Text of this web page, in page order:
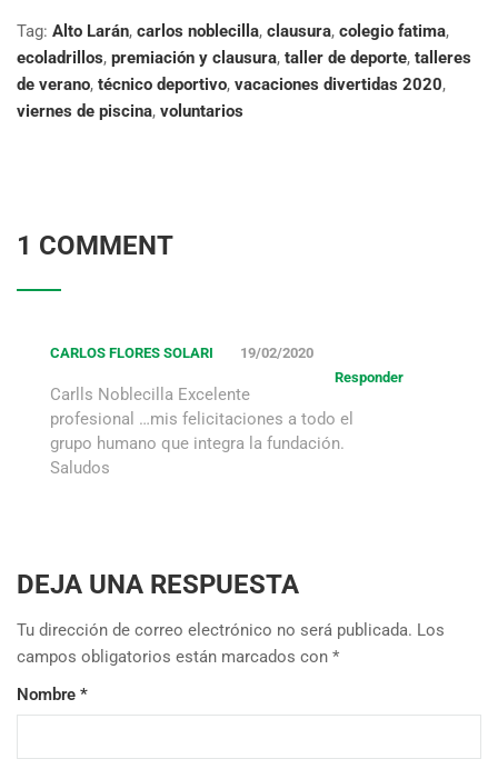
Tag: Alto Larán, carlos noblecilla, clausura, colegio fatima,
ecoladrillos, premiación y clausura, taller de deporte, talleres
de verano, técnico deportivo, vacaciones divertidas 2020,
viernes de piscina, voluntarios
1 COMMENT
CARLOS FLORES SOLARI
19/02/2020
Responder
Carlls Noblecilla Excelente
profesional …mis felicitaciones a todo el
grupo humano que integra la fundación.
Saludos
DEJA UNA RESPUESTA
Tu dirección de correo electrónico no será publicada. Los
campos obligatorios están marcados con *
Nombre *